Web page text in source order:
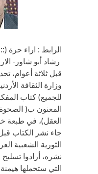
الرابط : اراء حرة
رشاد أبو شاور-
وزارة الثقافة
للجميع) كتاب
المعنون ب(
العقل)، في طبعة
جاء نشر الكتاب
الثورية الشعبية
نشره، أرادوا
التي ستحملها